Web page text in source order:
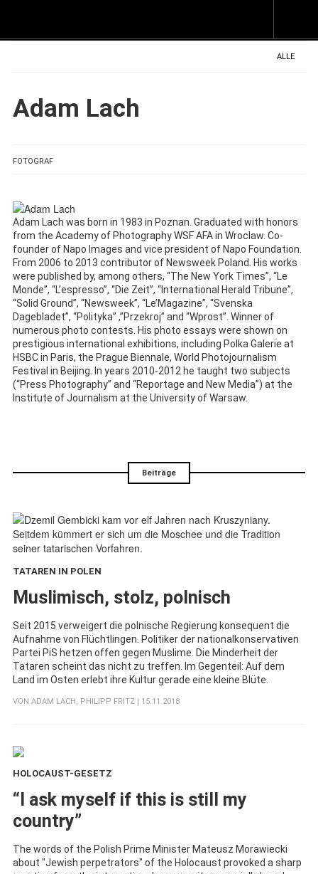
ALLE
Adam Lach
FOTOGRAF
Adam Lach was born in 1983 in Poznan. Graduated with honors
from the Academy of Photography WSF AFA in Wroclaw. Co-
founder of Napo Images and vice president of Napo Foundation.
From 2006 to 2013 contributor of Newsweek Poland. His works
were published by, among others, “The New York Times”, “Le
Monde”, “L’espresso”, “Die Zeit”, “International Herald Tribune”,
“Solid Ground”, “Newsweek”, “Le’Magazine”, “Svenska
Dagebladet”, “Polityka” ,”Przekroj” and “Wprost”. Winner of
numerous photo contests. His photo essays were shown on
prestigious international exhibitions, including Polka Galerie at
HSBC in Paris, the Prague Biennale, World Photojournalism
Festival in Beijing. In years 2010-2012 he taught two subjects
(“Press Photography” and “Reportage and New Media”) at the
Institute of Journalism at the University of Warsaw.
Beiträge
TATAREN IN POLEN
Muslimisch, stolz, polnisch
Seit 2015 verweigert die polnische Regierung konsequent die
Aufnahme von Flüchtlingen. Politiker der nationalkonservativen
Partei PiS hetzen offen gegen Muslime. Die Minderheit der
Tataren scheint das nicht zu treffen. Im Gegenteil: Auf dem
Land im Osten erlebt ihre Kultur gerade eine kleine Blüte.
VON ADAM LACH PHILIPP FRITZ | 15.11.2018
HOLOCAUST-GESETZ
“I ask myself if this is still my
country”
The words of the Polish Prime Minister Mateusz Morawiecki
about "Jewish perpetrators" of the Holocaust provoked a sharp